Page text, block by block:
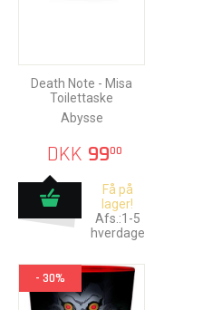
Death Note - Misa
Toilettaske
Abysse
DKK 9900
Få på
lager!
Afs.:1-5
hverdage
- 30%